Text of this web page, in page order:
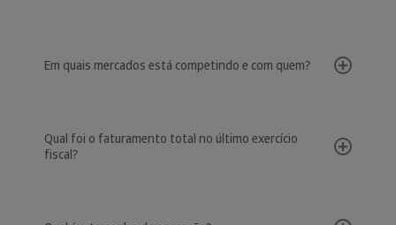
Em quais mercados está competindo e com quem?
Qual foi o faturamento total no último exercício
fiscal?